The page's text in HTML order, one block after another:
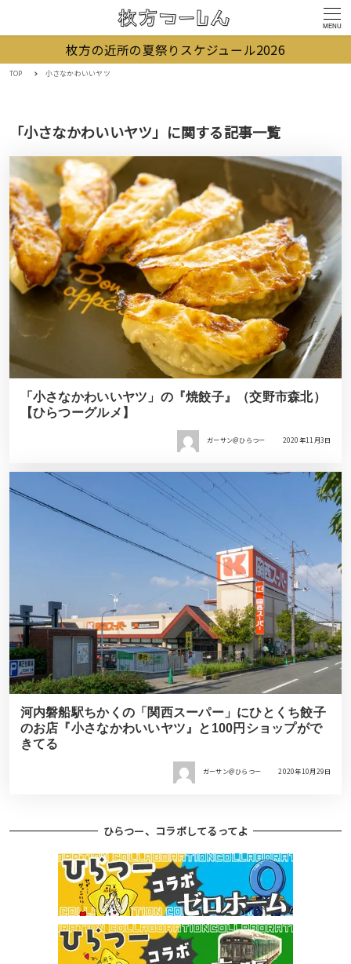
MENU
枚方の近所の夏祭りスケジュール2026
TOP 小さなかわいいヤツ
「小さなかわいいヤツ」に関する記事一覧
「小さなかわいいヤツ」の『焼餃子』（交野市森北）
【ひらつーグルメ】
ガーサン＠ひらつー 2020年11月3日
河内磐船駅ちかくの「関西スーパー」にひとくち餃子
のお店『小さなかわいいヤツ』と100円ショップがで
きてる
ガーサン＠ひらつー 2020年10月29日
ひらつー、コラボしてるってよ